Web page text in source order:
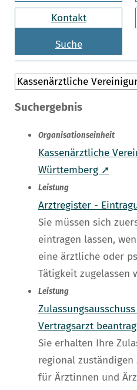
Kontakt
Suche
Suchergebnis
Organisationseinheit
Kassenärztliche
Württemberg ➚
Leistung
Arztregister -
Sie müssen sich
eintragen lassen,
eine ärztliche oder
Tätigkeit zugelassen
Leistung
Vertragsarzt
Sie erhalten Ihre
regional zuständigen
für Ärztinnen und